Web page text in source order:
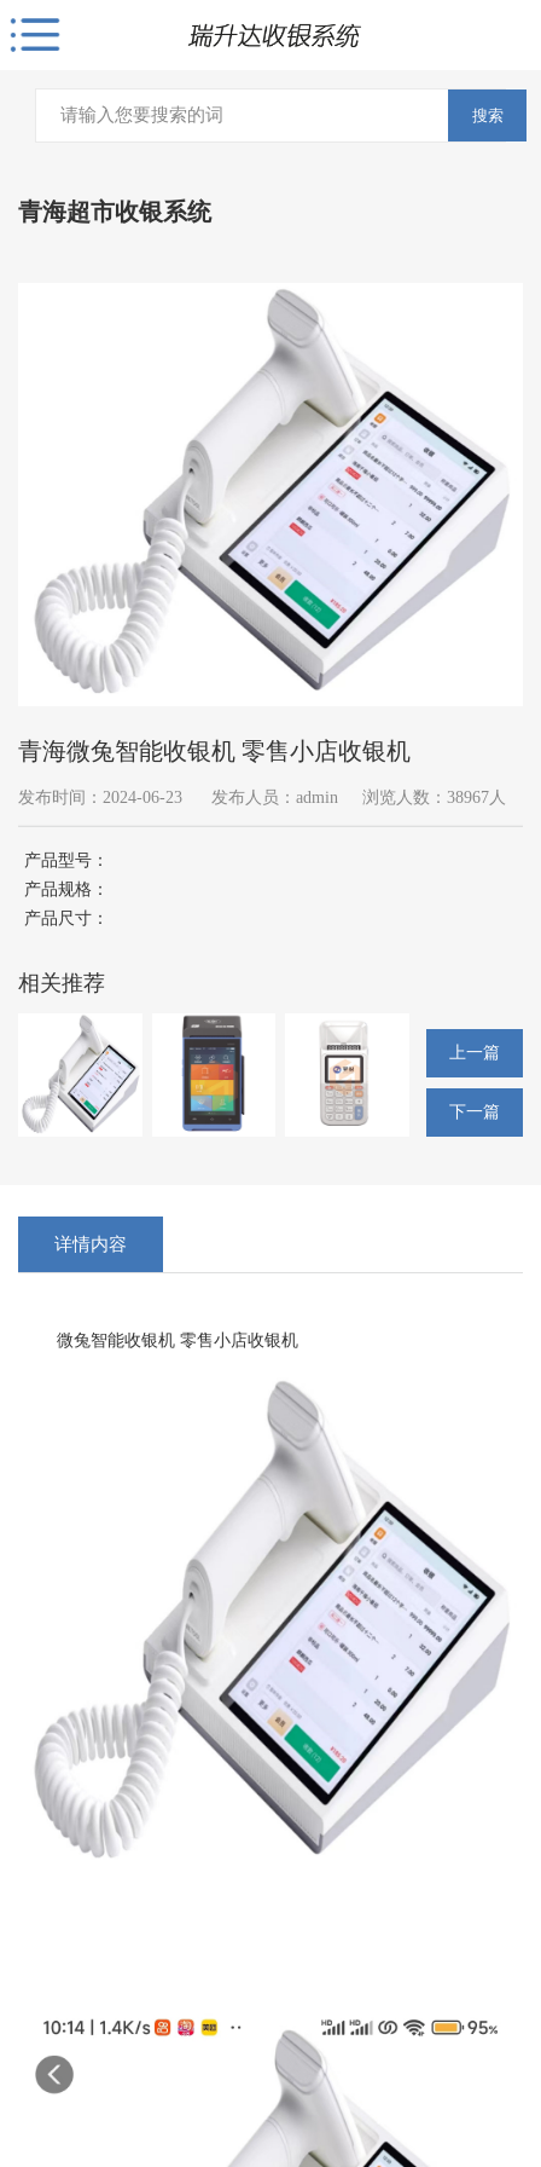
搜索
青海超市收银系统
青海微兔智能收银机 零售小店收银机
发布时间：2024-06-23 发布人员：admin 浏览人数：38967人
产品型号：
产品规格：
产品尺寸：
相关推荐
上一篇
下一篇
详情内容
微兔智能收银机 零售小店收银机